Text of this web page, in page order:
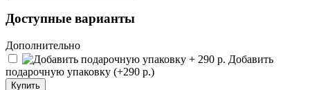
Доступные варианты
Дополнительно
Добавить
подарочную упаковку (+290 р.)
Купить